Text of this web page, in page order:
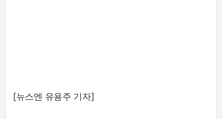
[뉴스엔 유용주 기자]